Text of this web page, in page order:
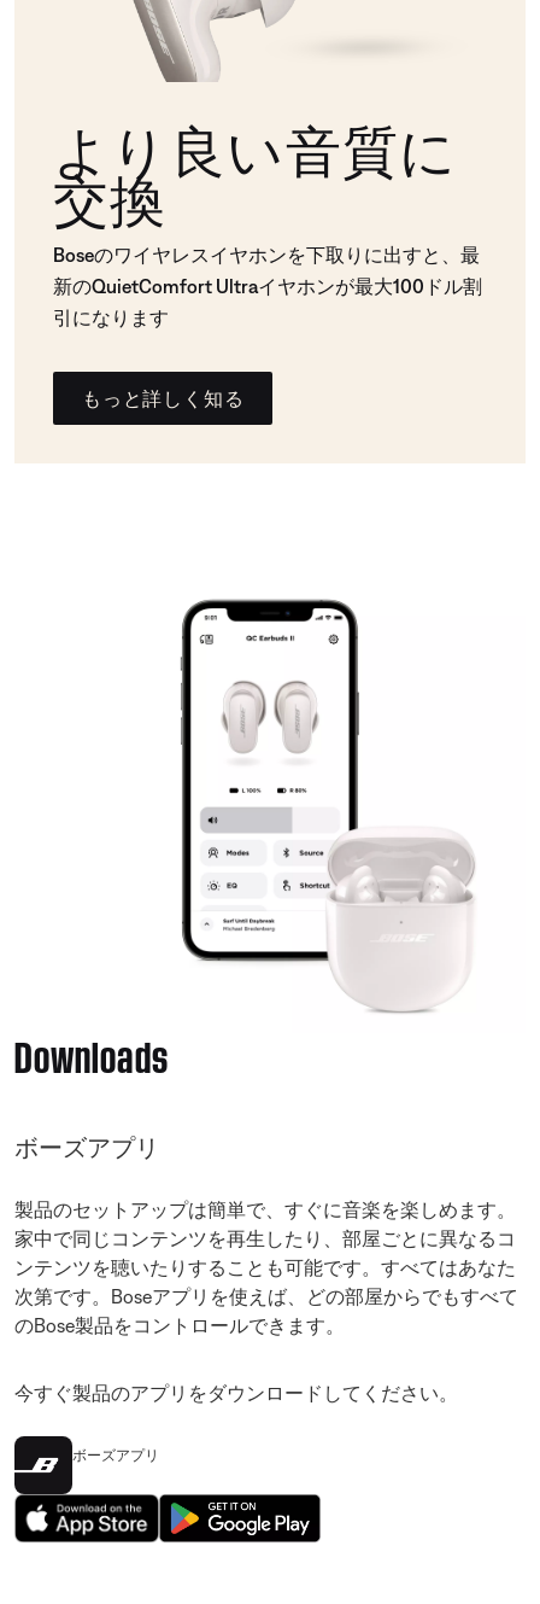
より良い音質に
交換
Boseのワイヤレスイヤホンを下取りに出すと、最
新のQuietComfort Ultraイヤホンが最大100ドル割
引になります
もっと詳しく知る
Downloads
ボーズアプリ
製品のセットアップは簡単で、すぐに音楽を楽しめます。
家中で同じコンテンツを再生したり、部屋ごとに異なるコ
ンテンツを聴いたりすることも可能です。すべてはあなた
次第です。Boseアプリを使えば、どの部屋からでもすべて
のBose製品をコントロールできます。
今すぐ製品のアプリをダウンロードしてください。
ボーズアプリ